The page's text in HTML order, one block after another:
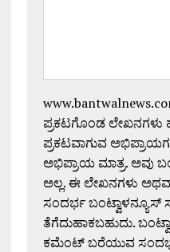
ಪ್ರಕಟಗೊಂಡ
ಪ್ರಕಟವಾಗುವ
ಅಭಿಪ್ರಾಯ ಮಾತ್ರ. ಅವು
ಅಲ್ಲ. ಈ ಲೇಖನಗಳು
ಸಂದರ್ಭ
ತೆಗೆದುಹಾಕಬಹುದು.
ಕಮೆಂಟ್ ಬರೆಯುವ